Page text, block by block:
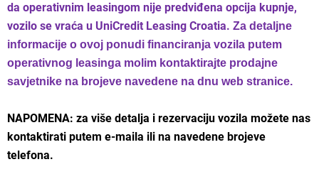
da operativnim leasingom nije predviđena opcija kupnje,
vozilo se vraća u UniCredit Leasing Croatia. Za detaljne
informacije o ovoj ponudi financiranja vozila putem
operativnog leasinga molim kontaktirajte prodajne
savjetnike na brojeve navedene na dnu web stranice.
NAPOMENA: za više detalja i rezervaciju vozila možete nas
kontaktirati putem e-maila ili na navedene brojeve
telefona.